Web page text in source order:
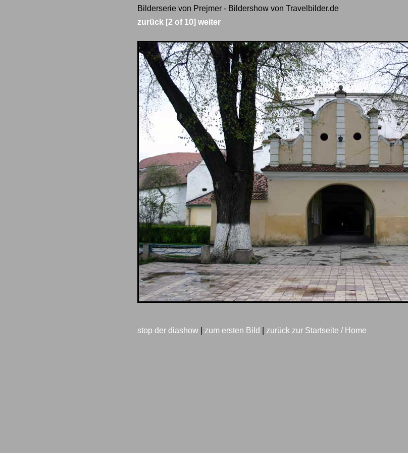
Bilderserie von Prejmer - Bildershow von Travelbilder.de
zurück [2 of 10] weiter
stop der diashow zum ersten Bild zurück zur Startseite / Home